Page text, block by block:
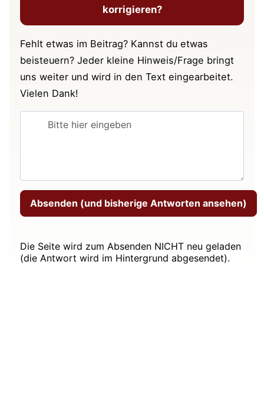
korrigieren?
Fehlt etwas im Beitrag? Kannst du etwas
beisteuern? Jeder kleine Hinweis/Frage bringt
uns weiter und wird in den Text eingearbeitet.
Vielen Dank!
Die Seite wird zum Absenden NICHT neu geladen
(die Antwort wird im Hintergrund abgesendet).